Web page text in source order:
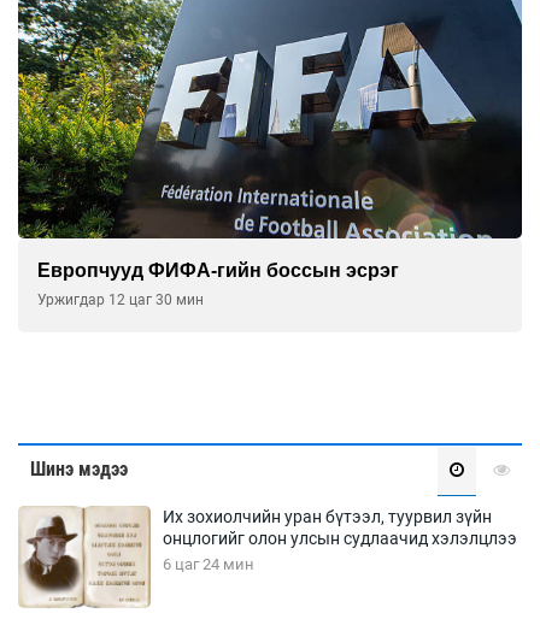
Европчууд ФИФА-гийн боссын эсрэг
Уржигдар 12 цаг 30 мин
Шинэ мэдээ
Их зохиолчийн уран бүтээл, туурвил зүйн
онцлогийг олон улсын судлаачид хэлэлцлээ
6 цаг 24 мин